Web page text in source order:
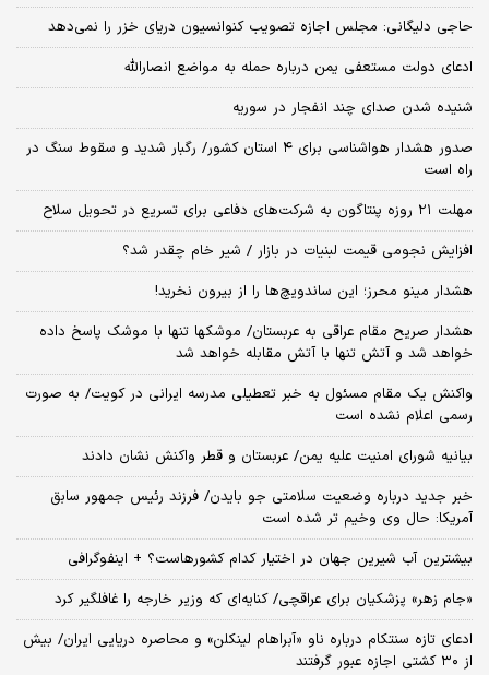
حاجی دلیگانی: مجلس اجازه تصویب کنوانسیون دریای خزر را نمی‌دهد
ادعای دولت مستعفی یمن درباره حمله به مواضع انصارالله
شنیده شدن صدای چند انفجار در سوریه
صدور هشدار هواشناسی برای ۴ استان کشور/ رگبار شدید و سقوط سنگ در
راه است
مهلت ۲۱ روزه پنتاگون به شرکت‌های دفاعی برای تسریع در تحویل سلاح
افزایش نجومی قیمت لبنیات در بازار / شیر خام چقدر شد؟
هشدار مینو محرز؛ این ساندویچ‌ها را از بیرون نخرید!
هشدار صریح مقام عراقی به عربستان/ موشکها تنها با موشک پاسخ داده
خواهد شد و آتش تنها با آتش مقابله خواهد شد
واکنش یک مقام مسئول به خبر تعطیلی مدرسه ایرانی در کویت/ به صورت
رسمی اعلام نشده است
بیانیه شورای امنیت علیه یمن/ عربستان و قطر واکنش نشان دادند
خبر جدید درباره وضعیت سلامتی جو بایدن/ فرزند رئیس جمهور سابق
آمریکا: حال وی وخیم تر شده است
بیشترین آب شیرین جهان در اختیار کدام کشورهاست؟ + اینفوگرافی
«جام زهر» پزشکیان برای عراقچی/ کنایه‌ای که وزیر خارجه را غافلگیر کرد
ادعای تازه سنتکام درباره ناو «آبراهام لینکلن» و محاصره دریایی ایران/ بیش
از ۳۰ کشتی اجازه عبور گرفتند